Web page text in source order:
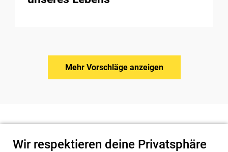
Mehr Vorschläge anzeigen
Wir respektieren deine Privatsphäre